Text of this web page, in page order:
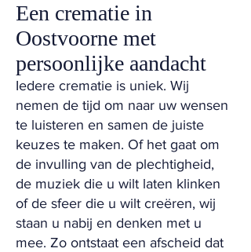
Een crematie in
Oostvoorne met
persoonlijke aandacht
Iedere crematie is uniek. Wij
nemen de tijd om naar uw wensen
te luisteren en samen de juiste
keuzes te maken. Of het gaat om
de invulling van de plechtigheid,
de muziek die u wilt laten klinken
of de sfeer die u wilt creëren, wij
staan u nabij en denken met u
mee. Zo ontstaat een afscheid dat